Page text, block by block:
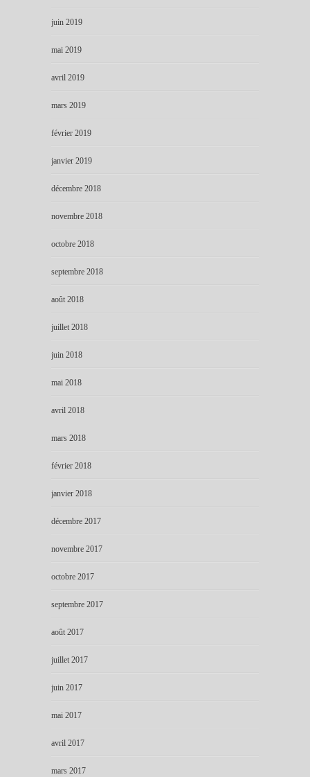
juin 2019
mai 2019
avril 2019
mars 2019
février 2019
janvier 2019
décembre 2018
novembre 2018
octobre 2018
septembre 2018
août 2018
juillet 2018
juin 2018
mai 2018
avril 2018
mars 2018
février 2018
janvier 2018
décembre 2017
novembre 2017
octobre 2017
septembre 2017
août 2017
juillet 2017
juin 2017
mai 2017
avril 2017
mars 2017